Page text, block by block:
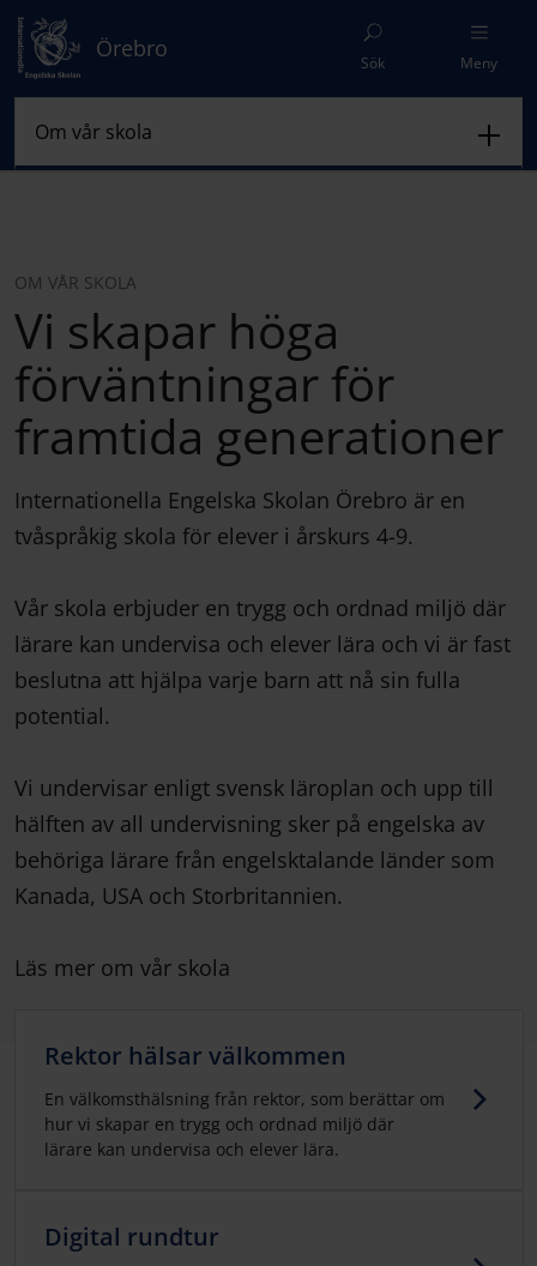
Örebro
Sök Meny
OM VÅR SKOLA
Vi skapar höga
förväntningar för
framtida generationer
Internationella Engelska Skolan Örebro är en
tvåspråkig skola för elever i årskurs 4-9.
Vår skola erbjuder en trygg och ordnad miljö där
lärare kan undervisa och elever lära och vi är fast
beslutna att hjälpa varje barn att nå sin fulla
potential.
Vi undervisar enligt svensk läroplan och upp till
hälften av all undervisning sker på engelska av
behöriga lärare från engelsktalande länder som
Kanada, USA och Storbritannien.
Läs mer om vår skola
Rektor hälsar välkommen
En välkomsthälsning från rektor, som berättar om
hur vi skapar en trygg och ordnad miljö där
lärare kan undervisa och elever lära.
Digital rundtur